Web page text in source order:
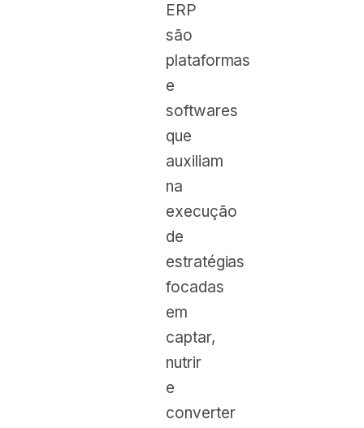
ERP
são
plataformas
e
softwares
que
auxiliam
na
execução
de
estratégias
focadas
em
captar,
nutrir
e
converter